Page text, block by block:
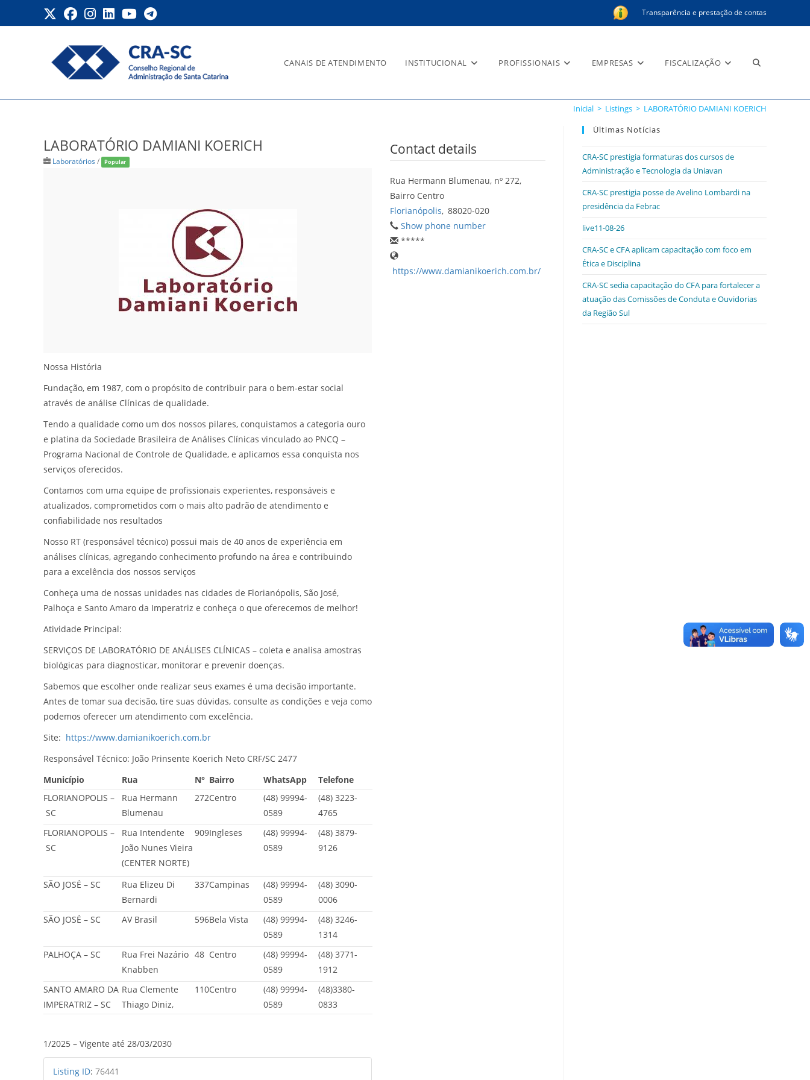
Transparência e prestação de contas
CANAIS DE ATENDIMENTO INSTITUCIONAL PROFISSIONAIS EMPRESAS FISCALIZAÇÃO Alternar
Inicial > Listings > LABORATÓRIO DAMIANI KOERICH
LABORATÓRIO DAMIANI KOERICH
Laboratórios / Popular
Nossa História
Fundação, em 1987, com o propósito de contribuir para o bem-estar social
através de análise Clínicas de qualidade.
Tendo a qualidade como um dos nossos pilares, conquistamos a categoria ouro
e platina da Sociedade Brasileira de Análises Clínicas vinculado ao PNCQ –
Programa Nacional de Controle de Qualidade, e aplicamos essa conquista nos
serviços oferecidos.
Contamos com uma equipe de profissionais experientes, responsáveis e
atualizados, comprometidos com o mais alto padrão de atendimento e
confiabilidade nos resultados
Nosso RT (responsável técnico) possui mais de 40 anos de experiência em
análises clínicas, agregando conhecimento profundo na área e contribuindo
para a excelência dos nossos serviços
Conheça uma de nossas unidades nas cidades de Florianópolis, São José,
Palhoça e Santo Amaro da Imperatriz e conheça o que oferecemos de melhor!
Atividade Principal:
SERVIÇOS DE LABORATÓRIO DE ANÁLISES CLÍNICAS – coleta e analisa amostras
biológicas para diagnosticar, monitorar e prevenir doenças.
Sabemos que escolher onde realizar seus exames é uma decisão importante.
Antes de tomar sua decisão, tire suas dúvidas, consulte as condições e veja como
podemos oferecer um atendimento com excelência.
Site: https://www.damianikoerich.com.br
Responsável Técnico: João Prinsente Koerich Neto CRF/SC 2477
Município
Rua N° Bairro WhatsApp
Telefone
FLORIANOPOLIS –
SC
Rua Hermann
Blumenau
272Centro
(48) 99994-
0589
(48) 3223-
4765
FLORIANOPOLIS –
SC
Rua Intendente
João Nunes Vieira
(CENTER NORTE)
909Ingleses
(48) 99994-
0589
(48) 3879-
9126
SÃO JOSÉ – SC
Rua Elizeu Di
Bernardi
337Campinas
(48) 99994-
0589
(48) 3090-
0006
SÃO JOSÉ – SC
AV Brasil 596Bela Vista
(48) 99994-
0589
(48) 3246-
1314
PALHOÇA – SC
Rua Frei Nazário
Knabben
48 Centro
(48) 99994-
0589
(48) 3771-
1912
SANTO AMARO DA
IMPERATRIZ – SC
Rua Clemente
Thiago Diniz,
110Centro
(48) 99994-
0589
(48)3380-
0833
1/2025 – Vigente até 28/03/2030
Listing ID: 76441
Contact details
Rua Hermann Blumenau, nº 272,
Bairro Centro
Florianópolis, 88020-020
Show phone number
*****
https://www.damianikoerich.com.br/
Últimas Notícias
CRA-SC prestigia formaturas dos cursos de
Administração e Tecnologia da Uniavan
CRA-SC prestigia posse de Avelino Lombardi na
presidência da Febrac
live11-08-26
CRA-SC e CFA aplicam capacitação com foco em
Ética e Disciplina
CRA-SC sedia capacitação do CFA para fortalecer a
atuação das Comissões de Conduta e Ouvidorias
da Região Sul